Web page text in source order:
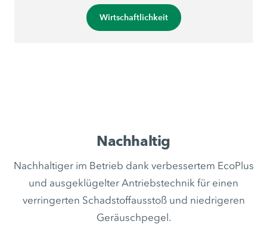
Wirtschaftlichkeit
Nachhaltig
Nachhaltiger im Betrieb dank verbessertem EcoPlus
und ausgeklügelter Antriebstechnik für einen
verringerten Schadstoffausstoß und niedrigeren
Geräuschpegel.